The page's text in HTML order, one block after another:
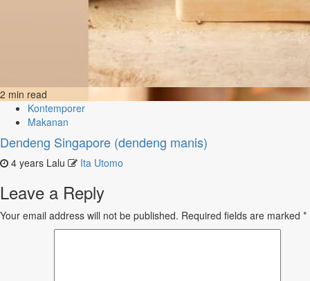
2 min read
Kontemporer
Makanan
Dendeng Singapore (dendeng manis)
4 years Lalu Ita Utomo
Leave a Reply
Your email address will not be published. Required fields are marked *